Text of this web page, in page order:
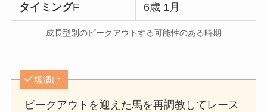
タイミングF 6歳 1月
成長型別のピークアウトする可能性のある時期
塩漬け
ピークアウトを迎えた馬を再調教してレース